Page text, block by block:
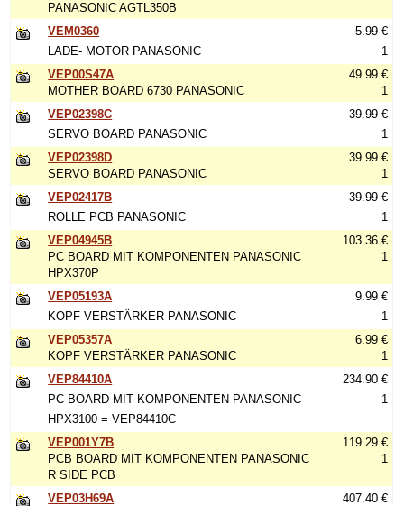
PANASONIC AGTL350B
VEM0360
LADE- MOTOR PANASONIC
5.99 €
1
VEP00S47A
MOTHER BOARD 6730 PANASONIC
49.99 €
1
VEP02398C
SERVO BOARD PANASONIC
39.99 €
1
VEP02398D
SERVO BOARD PANASONIC
39.99 €
1
VEP02417B
ROLLE PCB PANASONIC
39.99 €
1
VEP04945B
PC BOARD MIT KOMPONENTEN PANASONIC
HPX370P
103.36 €
1
VEP05193A
KOPF VERSTÄRKER PANASONIC
9.99 €
1
VEP05357A
KOPF VERSTÄRKER PANASONIC
6.99 €
1
VEP84410A
PC BOARD MIT KOMPONENTEN PANASONIC
HPX3100 = VEP84410C
234.90 €
1
VEP001Y7B
PCB BOARD MIT KOMPONENTEN PANASONIC
R SIDE PCB
119.29 €
1
VEP03H69A
407.40 €